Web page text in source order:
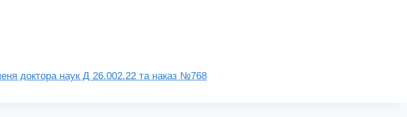
доктора наук Д 26.002.22 та наказ №768